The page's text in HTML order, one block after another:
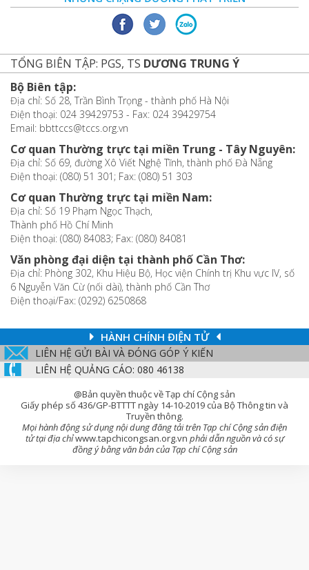
TỔNG BIÊN TẬP: PGS, TS DƯƠNG TRUNG Ý
Bộ Biên tập:
Địa chỉ: Số 28, Trần Bình Trọng - thành phố Hà Nội
Điện thoại: 024 39429753 - Fax: 024 39429754
Email: bbttccs@tccs.org.vn
Cơ quan Thường trực tại miền Trung - Tây Nguyên:
Địa chỉ: Số 69, đường Xô Viết Nghệ Tĩnh, thành phố Đà Nẵng
Điện thoại: (080) 51 301; Fax: (080) 51 303
Cơ quan Thường trực tại miền Nam:
Địa chỉ: Số 19 Phạm Ngọc Thạch,
Thành phố Hồ Chí Minh
Điện thoại: (080) 84083; Fax: (080) 84081
Văn phòng đại diện tại thành phố Cần Thơ:
Địa chỉ: Phòng 302, Khu Hiệu Bộ, Học viện Chính trị Khu vực IV, số
6 Nguyễn Văn Cừ (nối dài), thành phố Cần Thơ
Điện thoại/Fax: (0292) 6250868
HÀNH CHÍNH ĐIỆN TỬ
LIÊN HỆ GỬI BÀI VÀ ĐÓNG GÓP Ý KIẾN
LIÊN HỆ QUẢNG CÁO: 080 46138
@Bản quyền thuộc về Tạp chí Cộng sản
Giấy phép số 436/GP-BTTTT ngày 14-10-2019 của Bộ Thông tin và
Truyền thông.
Mọi hành động sử dụng nội dung đăng tải trên Tạp chí Cộng sản điện
tử tại địa chỉwww.tapchicongsan.org.vn phải dẫn nguồn và có sự
đồng ý bằng văn bản của Tạp chí Cộng sản